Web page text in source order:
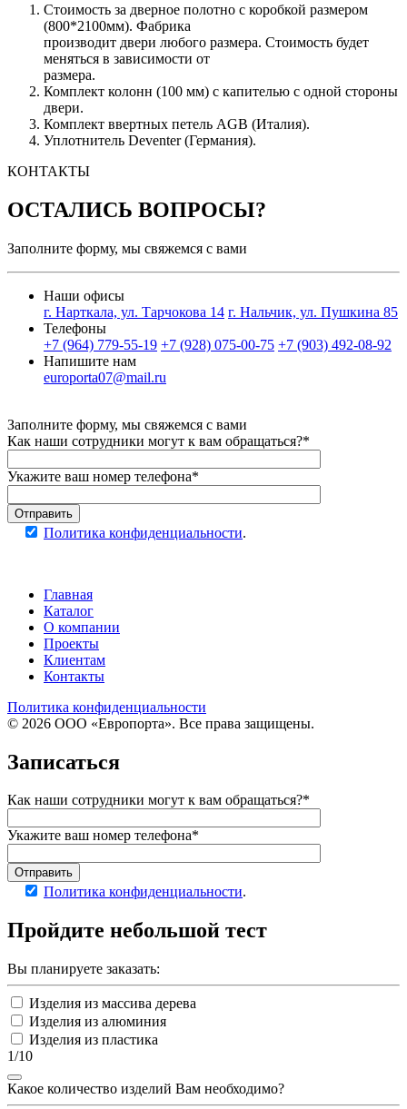
Стоимость за дверное полотно с коробкой размером
(800*2100мм). Фабрика
производит двери любого размера. Стоимость будет
меняться в зависимости от
размера.
Комплект колонн (100 мм) с капителью с одной стороны
двери.
Комплект ввертных петель AGB (Италия).
Уплотнитель Deventer (Германия).
КОНТАКТЫ
ОСТАЛИСЬ ВОПРОСЫ?
Заполните форму, мы свяжемся с вами
Наши офисы
г. Нарткала, ул. Тарчокова 14 г. Нальчик, ул. Пушкина 85
Телефоны
+7 (964) 779-55-19 +7 (928) 075-00-75 +7 (903) 492-08-92
Напишите нам
europorta07@mail.ru
Заполните форму, мы свяжемся с вами
Как наши сотрудники могут к вам обращаться?*
Укажите ваш номер телефона*
Отправить
Политика конфиденциальности.
Главная
Каталог
О компании
Проекты
Клиентам
Контакты
Политика конфиденциальности
© 2026 ООО «Европорта». Все права защищены.
Записаться
Как наши сотрудники могут к вам обращаться?*
Укажите ваш номер телефона*
Отправить
Политика конфиденциальности.
Пройдите небольшой тест
Вы планируете заказать:
Изделия из массива дерева
Изделия из алюминия
Изделия из пластика
1/10
Какое количество изделий Вам необходимо?